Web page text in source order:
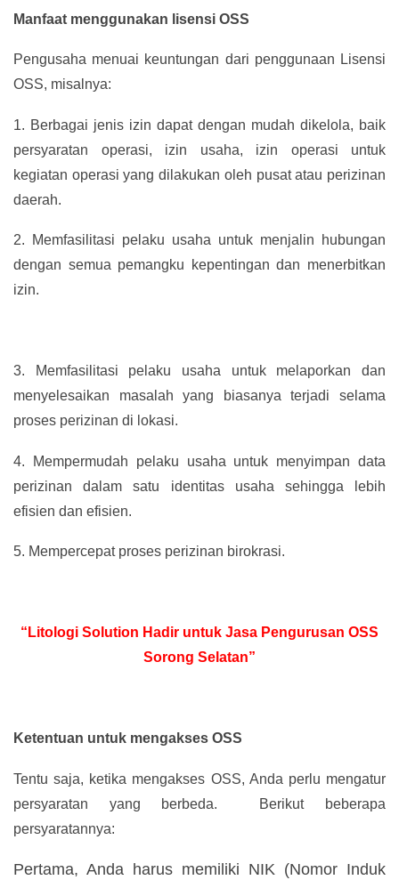
Manfaat menggunakan lisensi OSS
Pengusaha menuai keuntungan dari penggunaan Lisensi
OSS, misalnya:
1. Berbagai jenis izin dapat dengan mudah dikelola, baik
persyaratan operasi, izin usaha, izin operasi untuk
kegiatan operasi yang dilakukan oleh pusat atau perizinan
daerah.
2.
Memfasilitasi pelaku usaha untuk menjalin hubungan
dengan semua pemangku kepentingan dan menerbitkan
izin.
3.
Memfasilitasi pelaku usaha untuk melaporkan dan
menyelesaikan masalah yang biasanya terjadi selama
proses perizinan di lokasi.
4.
Mempermudah pelaku usaha untuk menyimpan data
perizinan dalam satu identitas usaha sehingga lebih
efisien dan efisien.
5. Mempercepat proses perizinan birokrasi.
“Litologi Solution Hadir untuk Jasa Pengurusan OSS
Sorong Selatan”
Ketentuan untuk mengakses OSS
Tentu saja, ketika mengakses OSS, Anda perlu mengatur
persyaratan yang berbeda. Berikut beberapa
persyaratannya:
Pertama, Anda harus memiliki NIK (Nomor Induk